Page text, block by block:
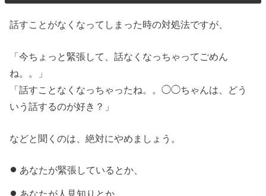
話すことがなくなってしまった時の対処法ですが、
「今ちょっと緊張して、話なくなっちゃってごめん
ね。。」
「話すことなくなっちゃったね。。◯◯ちゃんは、どう
いう話するのが好き？」
などと聞くのは、絶対にやめましょう。
あなたが緊張しているとか、
あなたが人見知りとか、